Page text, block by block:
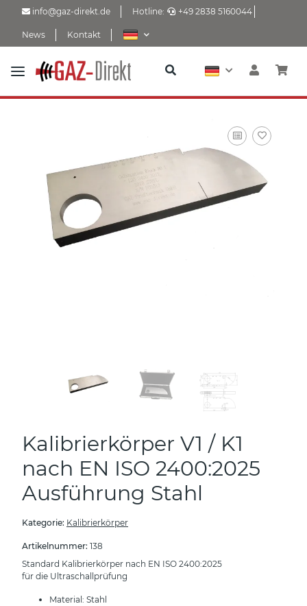
info@gaz-direkt.de Hotline: +49 2838 5160044
News Kontakt
Kalibrierkörper V1 / K1
nach EN ISO 2400:2025
Ausführung Stahl
Kategorie: Kalibrierkörper
Artikelnummer: 138
Standard Kalibrierkörper nach EN ISO 2400:2025
für die Ultraschallprüfung
Material: Stahl